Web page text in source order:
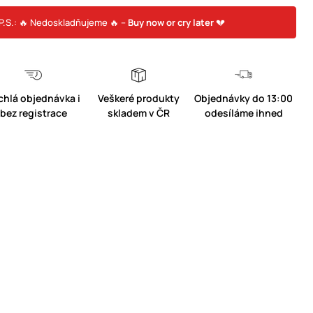
🔥 Nedoskladňujeme 🔥 – Buy now or cry later💔
objednávka i
bez registrace
Veškeré produkty
skladem v ČR
Objednávky do 13:00
odesíláme ihned